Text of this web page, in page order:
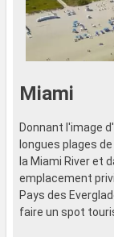
Miami
Donnant l'image
longues plages
la Miami River et
emplacement
Pays des
faire un spot